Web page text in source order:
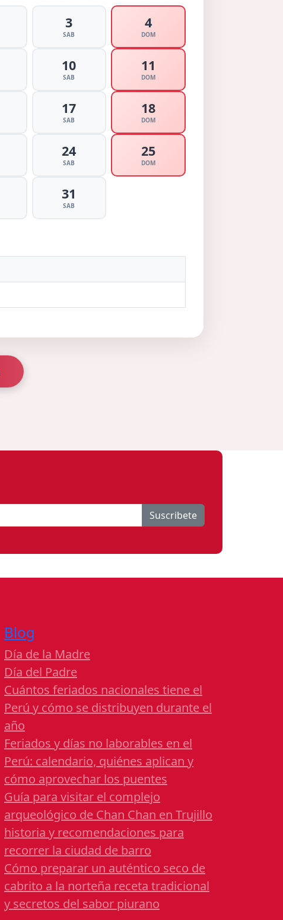
3
SAB
4
DOM
10
SAB
11
DOM
17
SAB
18
DOM
24
SAB
25
DOM
31
SAB
Suscribete
Blog
Día de la Madre
Día del Padre
Cuántos feriados nacionales tiene el
Perú y cómo se distribuyen durante el
año
Feriados y días no laborables en el
Perú: calendario, quiénes aplican y
cómo aprovechar los puentes
Guía para visitar el complejo
arqueológico de Chan Chan en Trujillo
historia y recomendaciones para
recorrer la ciudad de barro
Cómo preparar un auténtico seco de
cabrito a la norteña receta tradicional
y secretos del sabor piurano